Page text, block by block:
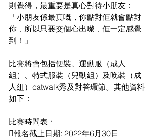
則覺得，最重要是真心對待小朋友：
「小朋友係最真嘅，你點對佢就會點對
你，所以只要交個心出嚟，佢一定感覺
到！」
比賽將會包括便裝、運動服（成人
組）、特式服裝（兒動組）及晚裝（成
人組）catwalk秀及對答環節。其他資料
如下：
比賽時間表：
報名截止日期: 2022年6月30日